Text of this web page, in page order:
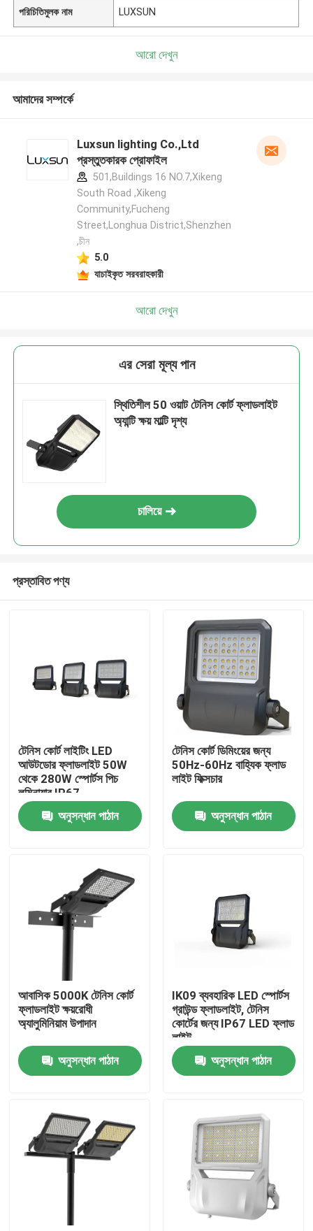
বাড়ি
ভিডিও
আমাদের সম্পর্কে
কারখানা ভ্রমণ
মান নিয়ন্ত্রণ
LED স্পোর্ট কোর্ট লাইট
LED আউটডোর ফ্লাড লাইট
পরিচিতিমুলক নাম LUXSUN
আরো দেখুন
আমাদের সম্পর্কে
Luxsun lighting Co.,Ltd
প্রস্তুতকারক প্রোফাইল
501,Buildings 16 NO.7,Xikeng
South Road ,Xikeng
Community,Fucheng
Street,Longhua District,Shenzhen
,চীন
5.0
যাচাইকৃত সরবরাহকারী
আরো দেখুন
এর সেরা মূল্য পান
স্থিতিশীল 50 ওয়াট টেনিস কোর্ট ফ্লাডলাইট
অ্যান্টি ক্ষয় মাল্টি দৃশ্য
চালিয়ে
প্রস্তাবিত পণ্য
টেনিস কোর্ট লাইটিং LED
আউটডোর ফ্লাডলাইট 50W
থেকে 280W স্পোর্টস পিচ
লুমিনায়ার IP67
অনুসন্ধান পাঠান
টেনিস কোর্ট ডিমিংয়ের জন্য
50Hz-60Hz বাহ্যিক ফ্লাড
লাইট ফিক্সচার
অনুসন্ধান পাঠান
আবাসিক 5000K টেনিস কোর্ট
ফ্লাডলাইট ক্ষয়রোধী
অ্যালুমিনিয়াম উপাদান
অনুসন্ধান পাঠান
IK09 ব্যবহারিক LED স্পোর্টস
গ্রাউন্ড ফ্লাডলাইট, টেনিস
কোর্টের জন্য IP67 LED ফ্লাড
লাইট
অনুসন্ধান পাঠান